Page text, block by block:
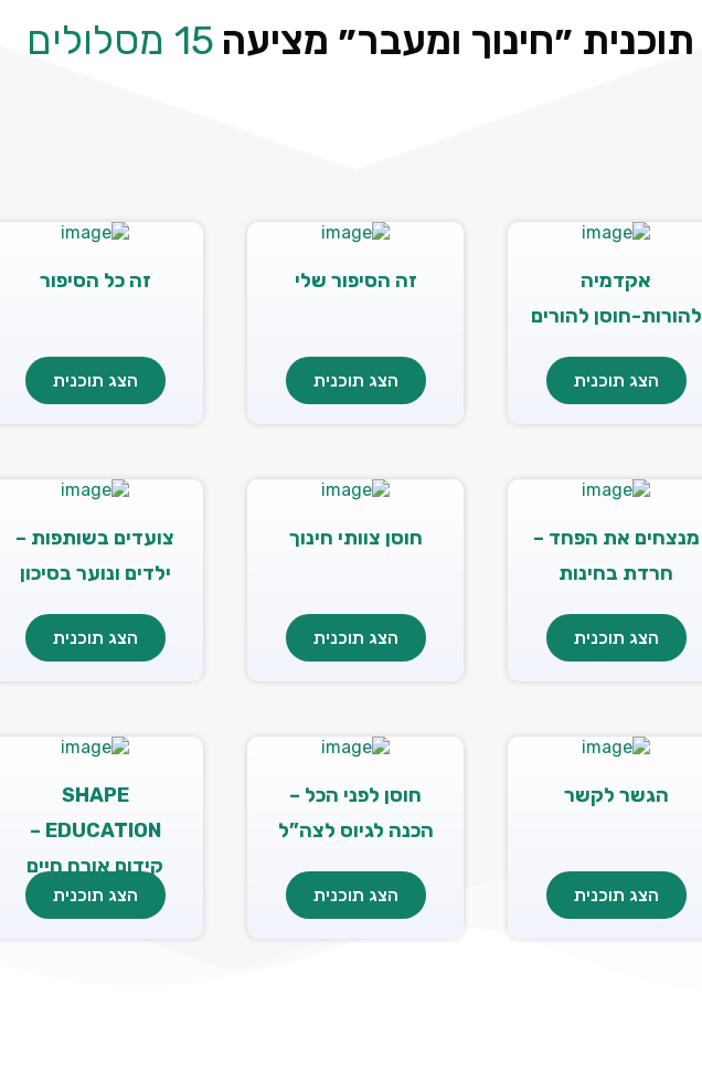
תוכנית ״חינוך ומעבר״ מציעה 15 מסלולים
אקדמיה
להורות-חוסן להורים
הצג תוכנית
זה הסיפור שלי
הצג תוכנית
זה כל הסיפור
הצג תוכנית
מנצחים את הפחד –
חרדת בחינות
הצג תוכנית
חוסן צוותי חינוך
הצג תוכנית
צועדים בשותפות –
ילדים ונוער בסיכון
הצג תוכנית
הגשר לקשר
הצג תוכנית
חוסן לפני הכל –
הכנה לגיוס לצה”ל
הצג תוכנית
SHAPE
EDUCATION –
קידום אורח חיים
בריא
הצג תוכנית